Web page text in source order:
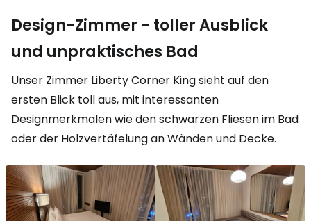
Design-Zimmer - toller Ausblick
und unpraktisches Bad
Unser Zimmer Liberty Corner Kingsieht auf den
ersten Blick toll aus, mit interessanten
Designmerkmalen wie den schwarzen Fliesen im Bad
oder der Holzvertäfelung an Wänden und Decke.